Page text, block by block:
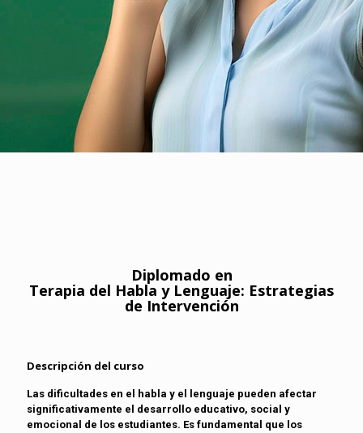
Diplomado en
Terapia del Habla y Lenguaje: Estrategias
de Intervención
Descripción del curso
Las dificultades en el habla y el lenguaje pueden afectar
significativamente el desarrollo educativo, social y
emocional de los estudiantes. Es fundamental que los